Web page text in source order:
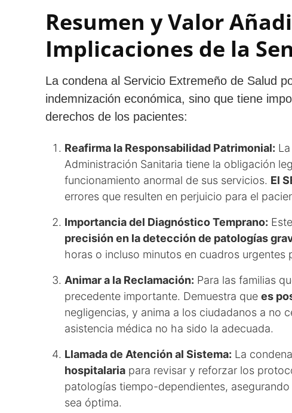
Resumen y Valor
Implicaciones de la
La condena al Servicio Extremeño de Salud
indemnización económica, sino que tiene
derechos de los pacientes:
Reafirma la Responsabilidad Patrimonial:
Administración Sanitaria tiene la obligación
funcionamiento anormal de sus servicios. El
errores que resulten en perjuicio para el
Importancia del Diagnóstico Temprano:
precisión en la detección de patologías
horas o incluso minutos en cuadros urgentes
Animar a la Reclamación: Para las familias
precedente importante. Demuestra que es
negligencias, y anima a los ciudadanos a no
asistencia médica no ha sido la adecuada.
Llamada de Atención al Sistema: La
hospitalaria para revisar y reforzar los
patologías tiempo-dependientes,
sea óptima.